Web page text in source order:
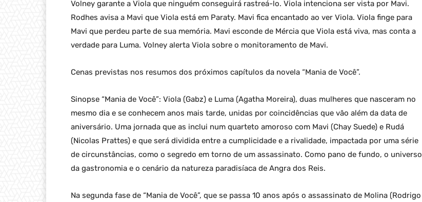
Volney garante a Viola que ninguém conseguirá rastreá-lo. Viola intenciona ser vista por Mavi.
Rodhes avisa a Mavi que Viola está em Paraty. Mavi fica encantado ao ver Viola. Viola finge para
Mavi que perdeu parte de sua memória. Mavi esconde de Mércia que Viola está viva, mas conta a
verdade para Luma. Volney alerta Viola sobre o monitoramento de Mavi.
Cenas previstas nos resumos dos próximos capítulos da novela “Mania de Você”.
Sinopse “Mania de Você”: Viola (Gabz) e Luma (Agatha Moreira), duas mulheres que nasceram no
mesmo dia e se conhecem anos mais tarde, unidas por coincidências que vão além da data de
aniversário. Uma jornada que as inclui num quarteto amoroso com Mavi (Chay Suede) e Rudá
(Nicolas Prattes) e que será dividida entre a cumplicidade e a rivalidade, impactada por uma série
de circunstâncias, como o segredo em torno de um assassinato. Como pano de fundo, o universo
da gastronomia e o cenário da natureza paradisíaca de Angra dos Reis.
Na segunda fase de “Mania de Você”, que se passa 10 anos após o assassinato de Molina (Rodrigo